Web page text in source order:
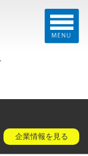
企業情報を見る